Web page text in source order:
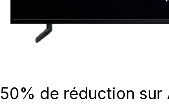
50% de réduction sur